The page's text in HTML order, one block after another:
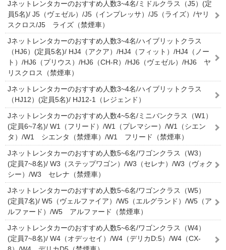
Jネットレンタカーのおすすめ人数3~4名/ミドルクラス（J5）(定
員5名)/ J5（ヴェゼル）/J5（インプレッサ）/J5（ライズ）/ヤリ
スクロス/J5 ライズ（禁煙車）
Jネットレンタカーのおすすめ人数3~4名/ハイブリットクラス
（HJ6）(定員5名)/ HJ4（アクア）/HJ4（フィット）/HJ4（ノー
ト）/HJ6（プリウス）/HJ6（CH-R）/HJ6（ヴェゼル）/HJ6 ヤ
リスクロス（禁煙車）
Jネットレンタカーのおすすめ人数3~4名/ハイブリットクラス
（HJ12）(定員5名)/ HJ12-1（レジェンド）
Jネットレンタカーのおすすめ人数4~5名/ミニバンクラス（W1）
(定員6~7名)/ W1（フリード）/W1（プレマシー）/W1（シエン
タ）/W1 シエンタ（禁煙車）/W1 フリード（禁煙車）
Jネットレンタカーのおすすめ人数5~6名/ワゴンクラス（W3）
(定員7~8名)/ W3（ステップワゴン）/W3（セレナ）/W3（ヴォク
シー）/W3 セレナ（禁煙車）
Jネットレンタカーのおすすめ人数5~6名/ワゴンクラス（W5）
(定員7名)/ W5（ヴェルファイア）/W5（エルグランド）/W5（ア
ルファード）/W5 アルファード（禁煙車）
Jネットレンタカーのおすすめ人数5~6名/ワゴンクラス（W4）
(定員7~8名)/ W4（オデッセイ）/W4（デリカD:5）/W4（CX-